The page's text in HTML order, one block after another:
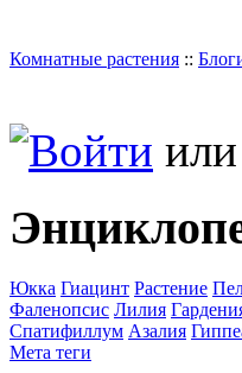
Комнатные растения ::
Войти или
Юкка Гиацинт Растение
Фаленопсис Лилия
Спатифиллум Азалия
Мета теги